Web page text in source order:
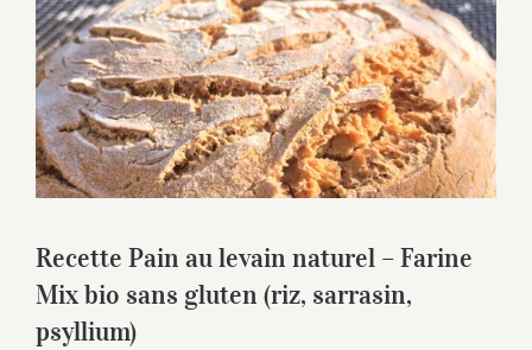
Recette Pain au levain naturel – Farine
Mix bio sans gluten (riz, sarrasin,
psyllium)
Recette Pain au levain naturel – Farine
Mix bio sans gluten (riz, sarrasin,
psyllium)